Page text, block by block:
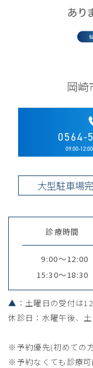
岡崎
0564-
09:00-
大型駐車場
診療時間
9:00～12:00
15:30～18:30
▲ ：土曜日の受付は
休診日：水曜午後、
※予約優先(初めての
※予約なくても診療